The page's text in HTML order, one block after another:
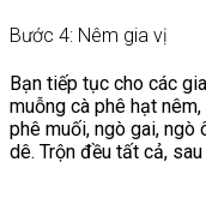
Bước 4: Nêm gia vị
Bạn tiếp tục cho các
muỗng cà phê hạt
phê muối, ngò gai,
dê. Trộn đều tất cả,